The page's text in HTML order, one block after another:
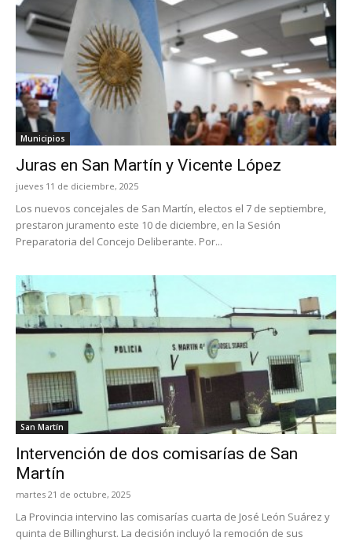
Municipios
Juras en San Martín y Vicente López
jueves 11 de diciembre, 2025
Los nuevos concejales de San Martín, electos el 7 de septiembre,
prestaron juramento este 10 de diciembre, en la Sesión
Preparatoria del Concejo Deliberante. Por...
San Martín
Intervención de dos comisarías de San
Martín
martes 21 de octubre, 2025
La Provincia intervino las comisarías cuarta de José León Suárez y
quinta de Billinghurst. La decisión incluyó la remoción de sus